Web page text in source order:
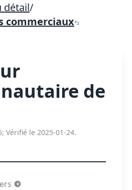
détail/
commerciaux
de
Vérifié le 2025-01-24.